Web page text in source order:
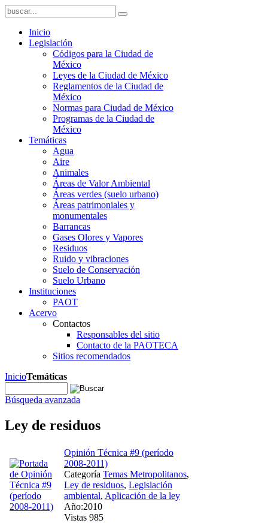
Inicio
Legislación
Códigos para la Ciudad de
México
Leyes de la Ciudad de México
Reglamentos de la Ciudad de
México
Normas para Ciudad de México
Programas de la Ciudad de
México
Temáticas
Agua
Aire
Animales
Áreas de Valor Ambiental
Áreas verdes (suelo urbano)
Áreas patrimoniales y
monumentales
Barrancas
Gases Olores y Vapores
Residuos
Ruido y vibraciones
Suelo de Conservación
Suelo Urbano
Instituciones
PAOT
Acervo
Contactos
Responsables del sitio
Contacto de la PAOTECA
Sitios recomendados
InicioTemáticas
Búsqueda avanzada
Ley de residuos
Opinión Técnica #9 (período
2008-2011)
Categoría Temas Metropolitanos,
Ley de residuos, Legislación
ambiental, Aplicación de la ley
Año:2010
Vistas 985